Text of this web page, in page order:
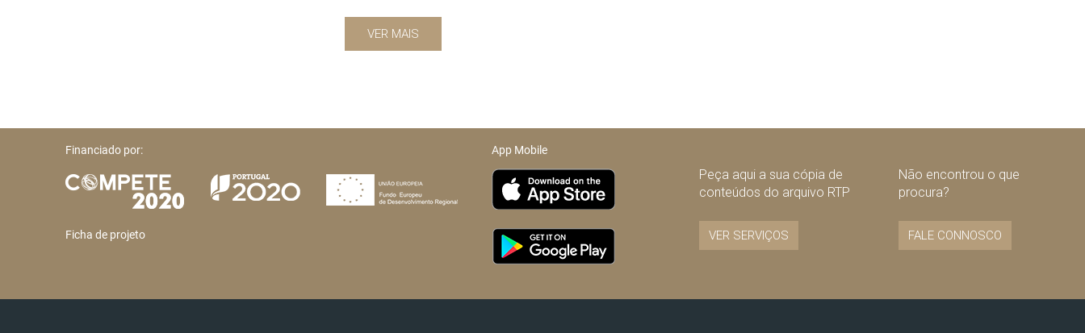
VER MAIS
Financiado por:
Ficha de projeto
App Mobile
Peça aqui a sua cópia de
conteúdos do arquivo RTP
VER SERVIÇOS
Não encontrou o que
procura?
FALE CONNOSCO